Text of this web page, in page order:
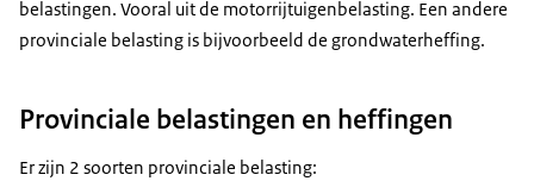
belastingen. Vooral uit de motorrijtuigenbelasting. Een andere
provinciale belasting is bijvoorbeeld de grondwaterheffing.
Provinciale belastingen en heffingen
Er zijn 2 soorten provinciale belasting: